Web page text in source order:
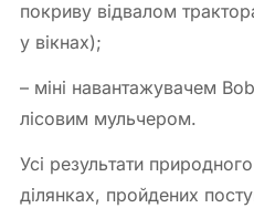
покриву відвалом
у вікнах);
– міні навантажувачем
лісовим мульчером.
Усі результати
ділянках, пройдених